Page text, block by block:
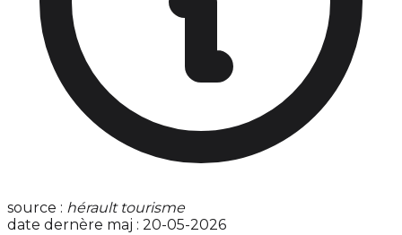
source : hérault tourisme
date dernère maj : 20-05-2026